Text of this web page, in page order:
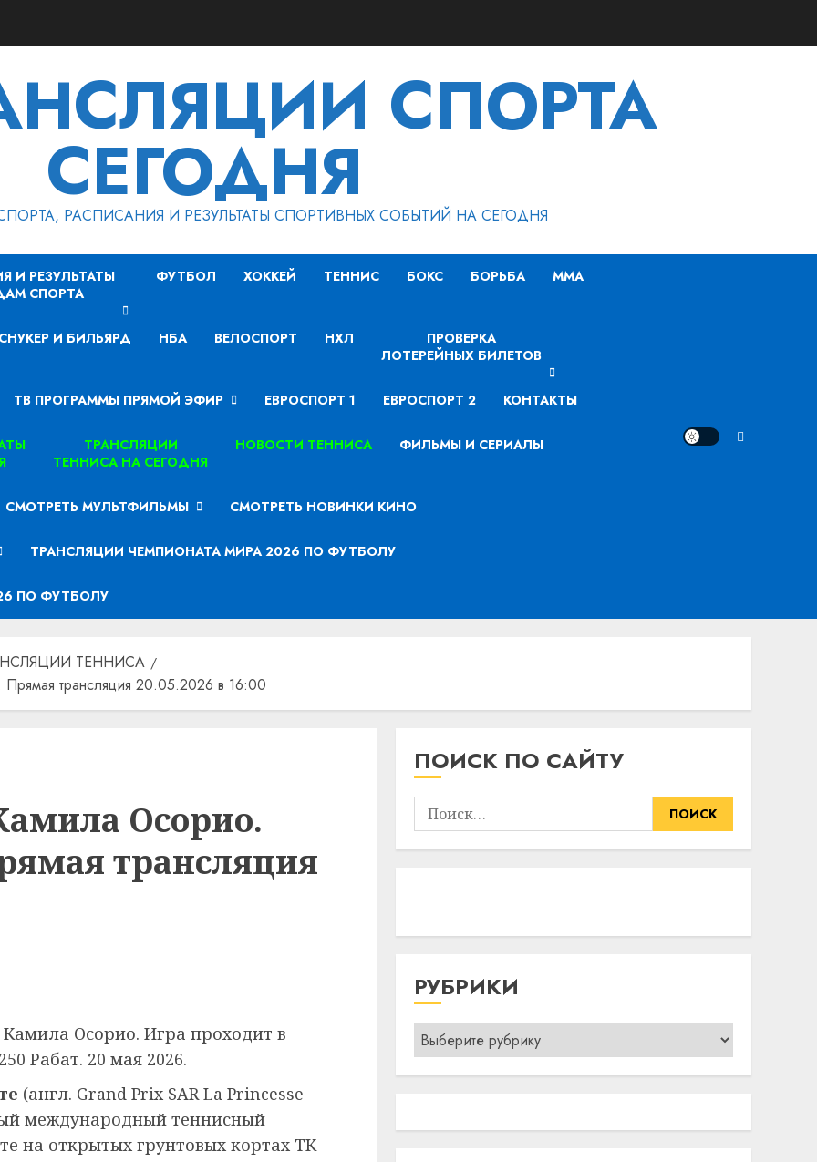
СПОРТА
СЕГОДНЯ
РАСПИСАНИЯ И РЕЗУЛЬТАТЫ СПОРТИВНЫХ СОБЫТИЙ НА СЕГОДНЯ
И РЕЗУЛЬТАТЫ
СПОРТА
ФУТБОЛ ХОККЕЙ ТЕННИС БОКС БОРЬБА MMA
СНУКЕР И БИЛЬЯРД НБА ВЕЛОСПОРТ НХЛ
ПРОВЕРКА
ЛОТЕРЕЙНЫХ БИЛЕТОВ
ТВ ПРОГРАММЫ ПРЯМОЙ ЭФИР ЕВРОСПОРТ 1 ЕВРОСПОРТ 2 КОНТАКТЫ
ТРАНСЛЯЦИИ
ТЕННИСА НА СЕГОДНЯ
НОВОСТИ ТЕННИСА ФИЛЬМЫ И СЕРИАЛЫ
СМОТРЕТЬ МУЛЬТФИЛЬМЫ СМОТРЕТЬ НОВИНКИ КИНО
ТРАНСЛЯЦИИ ЧЕМПИОНАТА МИРА 2026 ПО ФУТБОЛУ
ПО ФУТБОЛУ
ТЕННИСА
трансляция 20.05.2026 в 16:00
Осорио.
трансляция
Осорио. Игра проходит в
Рабат. 20 мая 2026.
(англ. Grand Prix SAR La Princesse
международный теннисный
на открытых грунтовых кортах ТК
ПОИСК ПО САЙТУ
Найти:
РУБРИКИ
Рубрики